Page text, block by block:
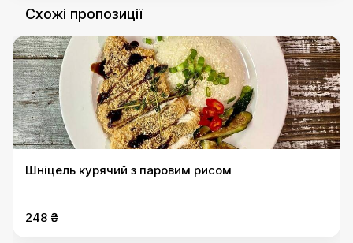
Схожі пропозиції
Шніцель курячий з паровим рисом
248 ₴